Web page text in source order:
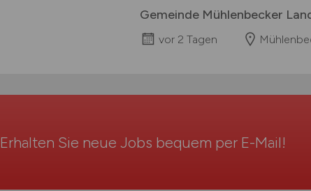
Gemeinde Mühlenbecker
vor 2 Tagen
Erhalten Sie neue Jobs bequem per E-Mail!